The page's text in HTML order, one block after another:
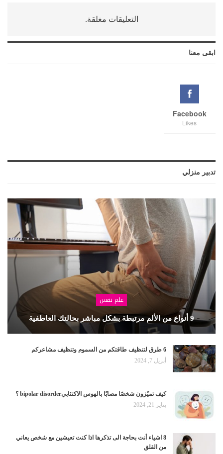
التعليقات مغلقة.
ابقى معنا
Facebook
Likes
تدبير منزلي
علم نفس
9 أنواع من الألم مرتبطة بشكل مباشر بحالتك العاطفية
6 طرق لتنظيف طاقتكم من السموم وتنظيف مشاعركم
أبريل 7, 2024
كيف تميّزون شخصًا مصابًا بالهوس الاكتئابيbipolar disorder ؟
يناير 21, 2024
8 اشياء أنت بحاجة الى تذكرها اذا كنت تعيشين مع شخص يعاني
من القلق